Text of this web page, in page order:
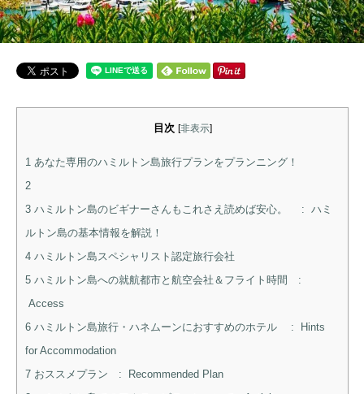
目次 [非表示]
1 あなた専用のハミルトン島旅行プランをプランニング！
2
3 ハミルトン島のビギナーさんもこれさえ読めば安心。 : ハミ
ルトン島の基本情報を解説！
4 ハミルトン島スペシャリスト認定旅行会社
5 ハミルトン島への就航都市と航空会社＆フライト時間 :
Access
6 ハミルトン島旅行・ハネムーンにおすすめのホテル : Hints
for Accommodation
7 おススメプラン : Recommended Plan